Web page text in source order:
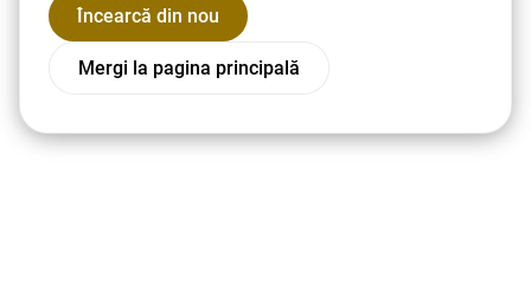
Încearcă din nou
Mergi la pagina principală